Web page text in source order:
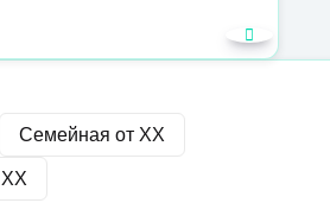
Семейная от XX
XX